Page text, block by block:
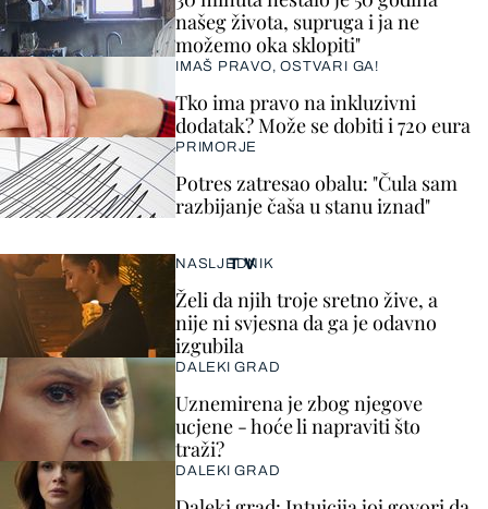
našeg života, supruga i ja ne
možemo oka sklopiti"
IMAŠ PRAVO, OSTVARI GA!
Tko ima pravo na inkluzivni
dodatak? Može se dobiti i 720 eura
PRIMORJE
Potres zatresao obalu: "Čula sam
razbijanje čaša u stanu iznad"
TV
NASLJEDNIK
Želi da njih troje sretno žive, a
nije ni svjesna da ga je odavno
izgubila
DALEKI GRAD
Uznemirena je zbog njegove
ucjene - hoće li napraviti što
traži?
DALEKI GRAD